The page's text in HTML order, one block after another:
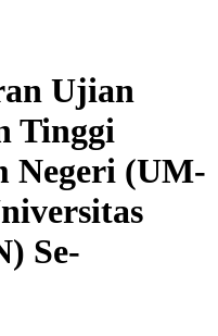
Ujian
Tinggi
Negeri (UM-
Se-